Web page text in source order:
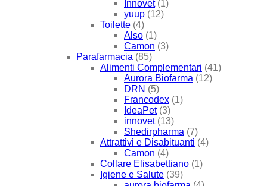
Innovet (1)
yuup (12)
Toilette (4)
Also (1)
Camon (3)
Parafarmacia (85)
Alimenti Complementari (41)
Aurora Biofarma (12)
DRN (5)
Francodex (1)
IdeaPet (3)
innovet (13)
Shedirpharma (7)
Attrattivi e Disabituanti (4)
Camon (4)
Collare Elisabettiano (1)
Igiene e Salute (39)